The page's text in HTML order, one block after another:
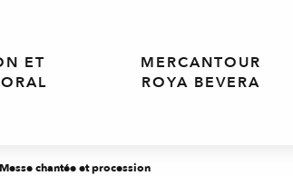
ET
MERCANTOUR
ROYA BEVERA
chantée et procession